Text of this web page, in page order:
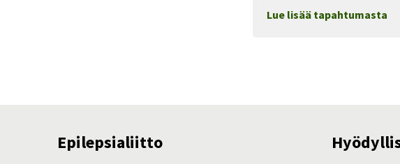
Lue lisää tapahtumasta
Epilepsialiitto